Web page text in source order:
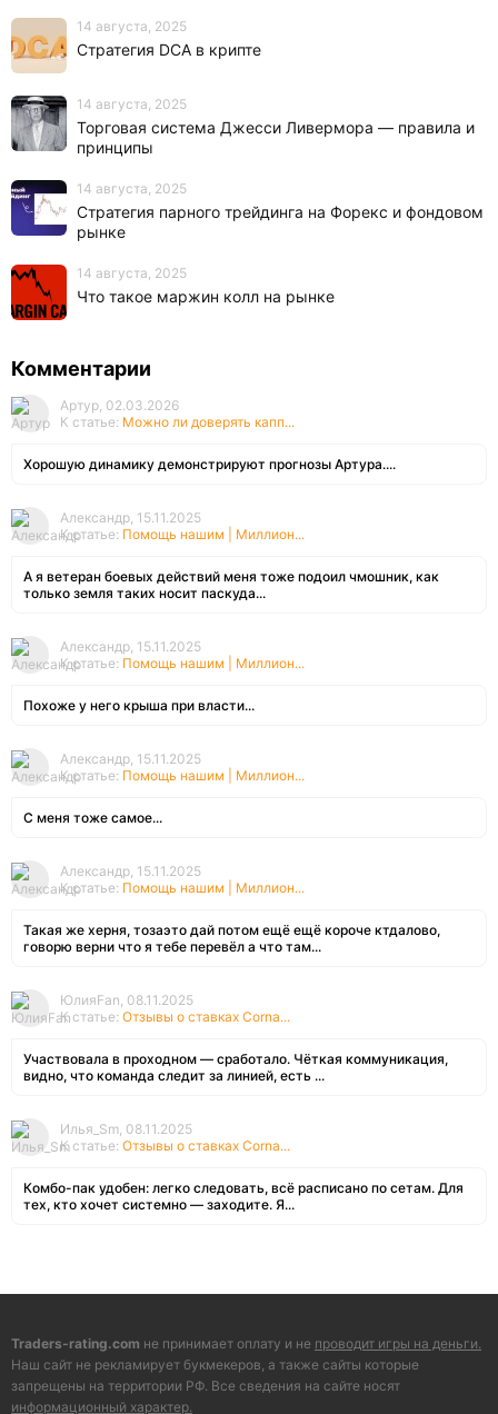
14 августа, 2025
Стратегия DCA в крипте
14 августа, 2025
Торговая система Джесси Ливермора — правила и
принципы
14 августа, 2025
Стратегия парного трейдинга на Форекс и фондовом
рынке
14 августа, 2025
Что такое маржин колл на рынке
Комментарии
Артур, 02.03.2026
К статье: Можно ли доверять капп...
Хорошую динамику демонстрируют прогнозы Артура....
Александр, 15.11.2025
К статье: Помощь нашим | Миллион...
А я ветеран боевых действий меня тоже подоил чмошник, как
только земля таких носит паскуда...
Александр, 15.11.2025
К статье: Помощь нашим | Миллион...
Похоже у него крыша при власти...
Александр, 15.11.2025
К статье: Помощь нашим | Миллион...
С меня тоже самое...
Александр, 15.11.2025
К статье: Помощь нашим | Миллион...
Такая же херня, тозаэто дай потом ещё ещё короче ктдалово,
говорю верни что я тебе перевёл а что там...
ЮлияFan, 08.11.2025
К статье: Отзывы о ставках Corna...
Участвовала в проходном — сработало. Чёткая коммуникация,
видно, что команда следит за линией, есть ...
Илья_Sm, 08.11.2025
К статье: Отзывы о ставках Corna...
Комбо-пак удобен: легко следовать, всё расписано по сетам. Для
тех, кто хочет системно — заходите. Я...
Traders-rating.com не принимает оплату и не проводит игры на деньги.
Наш сайт не рекламирует букмекеров, а также сайты которые
запрещены на территории РФ. Все сведения на сайте носят
информационный характер.